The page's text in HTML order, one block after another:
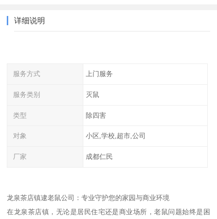
详细说明
服务方式 上门服务
服务类别 灭鼠
类型 除四害
对象 小区,学校,超市,公司
厂家 成都仁民
龙泉茶店镇逮老鼠公司：专业守护您的家园与商业环境
在龙泉茶店镇，无论是居民住宅还是商业场所，老鼠问题始终是困